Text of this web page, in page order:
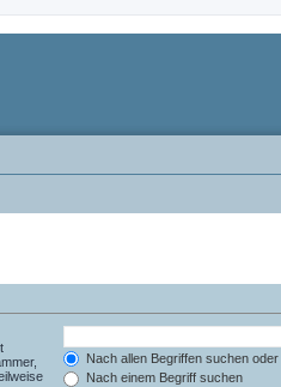
Nach allen Begriffen suchen
Nach einem Begriff suchen